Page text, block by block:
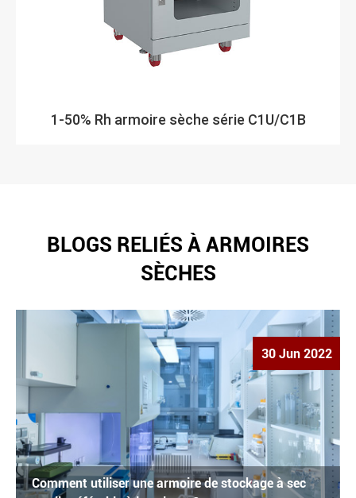
1-50% Rh armoire sèche série C1U/C1B
BLOGS RELIÉS À ARMOIRES
SÈCHES
30 Jun 2022
Comment utiliser une armoire de stockage à sec